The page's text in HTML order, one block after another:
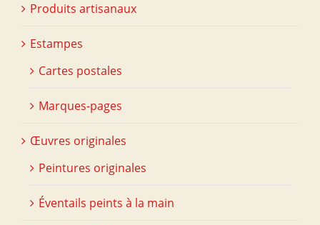
Produits artisanaux
Estampes
Cartes postales
Marques-pages
Œuvres originales
Peintures originales
Éventails peints à la main